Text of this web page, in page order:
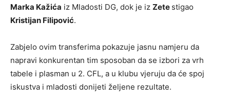
Marka Kažića iz Mladosti DG, dok je iz Zete stigao
Kristijan Filipović.
Zabjelo ovim transferima pokazuje jasnu namjeru da
napravi konkurentan tim sposoban da se izbori za vrh
tabele i plasman u 2. CFL, a u klubu vjeruju da će spoj
iskustva i mladosti donijeti željene rezultate.